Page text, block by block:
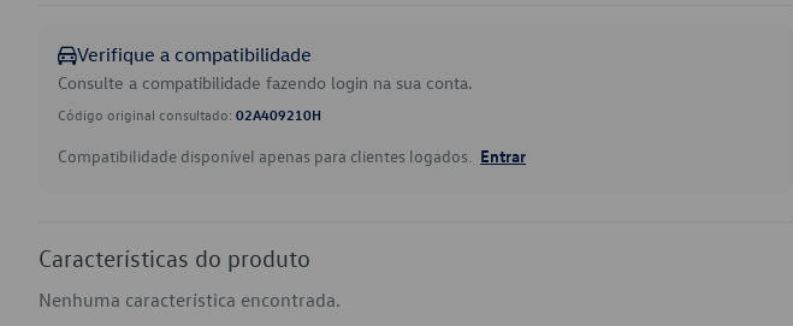
Verifique a compatibilidade
Consulte a compatibilidade fazendo login na sua conta.
Código original consultado: 02A409210H
Compatibilidade disponível apenas para clientes logados. Entrar
Características do produto
Nenhuma característica encontrada.